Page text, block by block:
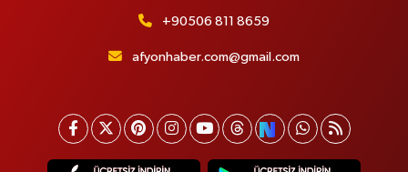
+90506 811 8659
afyonhaber.com@gmail.com